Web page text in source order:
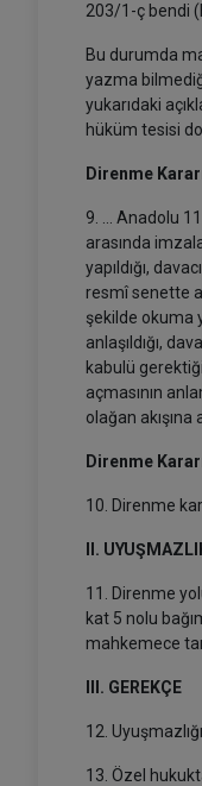
203/1-ç bendi
Bu durumda
yazma
yukarıdaki
hüküm tesisi
Direnme
9. ... Anadolu
arasında
yapıldığı,
resmî senette
şekilde okuma
anlaşıldığı,
kabulü
açmasının
olağan
Direnme
10. Direnme
II.
11. Direnme
kat 5 nolu
mahkemece
III. GEREKÇE
12.
13. Özel